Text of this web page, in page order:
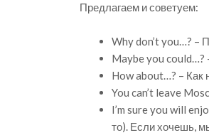
Предлагаем и советуем:
Why don’t you…? –
Maybe you could…?
How about…? – Как
You can’t leave
I’m sure you will
то). Если хочешь,